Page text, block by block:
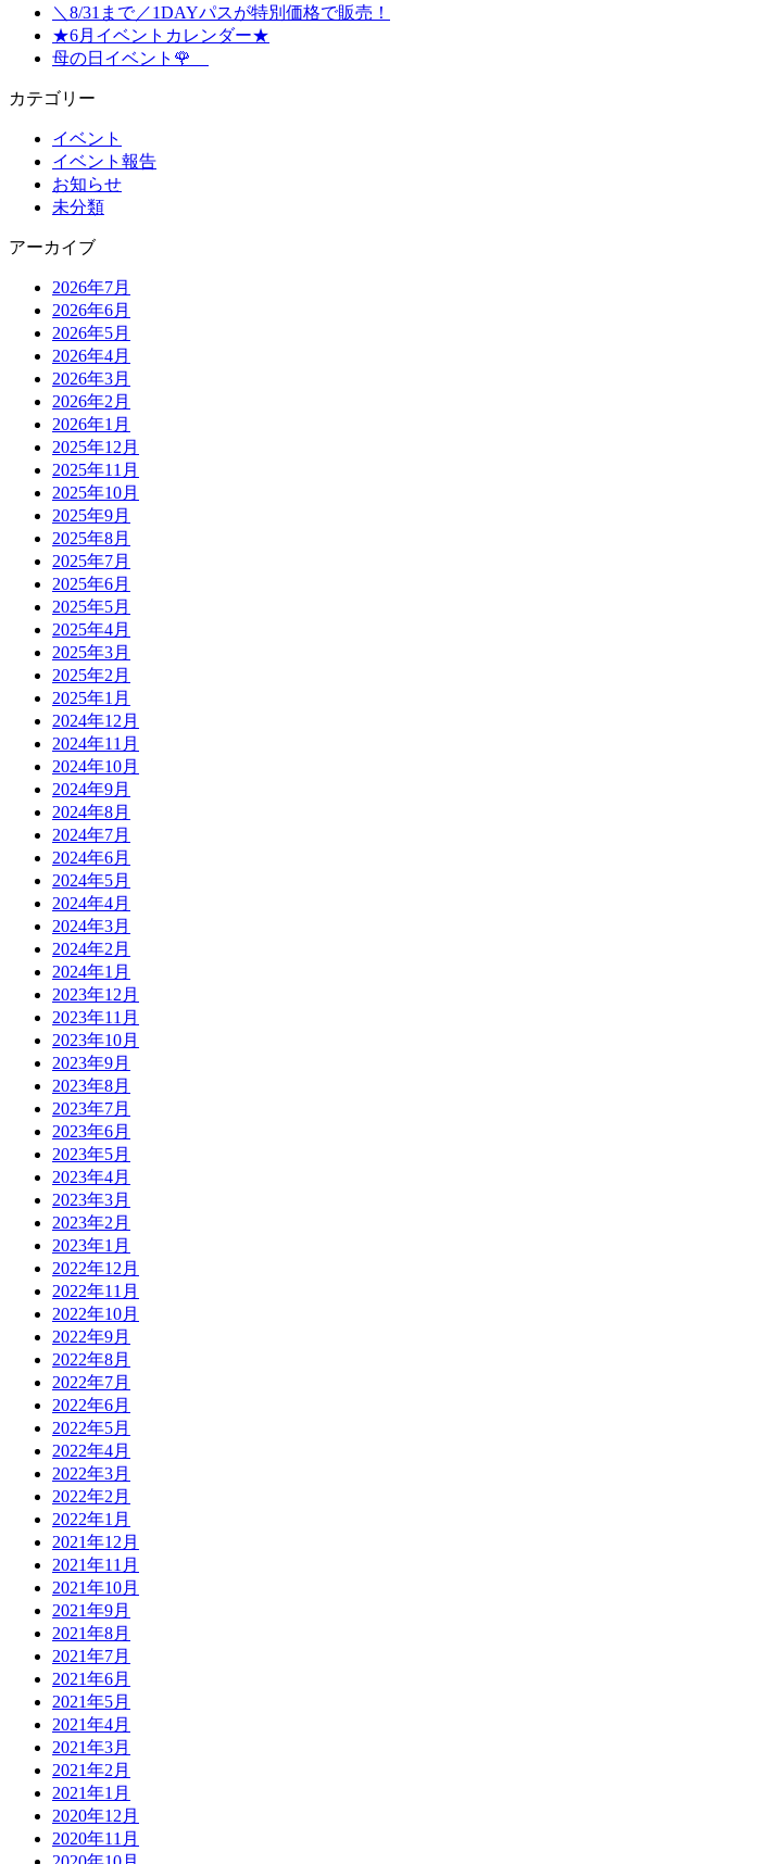
＼8/31まで／1DAYパスが特別価格で販売！
★6月イベントカレンダー★
母の日イベント🌹
カテゴリー
イベント
イベント報告
お知らせ
未分類
アーカイブ
2026年7月
2026年6月
2026年5月
2026年4月
2026年3月
2026年2月
2026年1月
2025年12月
2025年11月
2025年10月
2025年9月
2025年8月
2025年7月
2025年6月
2025年5月
2025年4月
2025年3月
2025年2月
2025年1月
2024年12月
2024年11月
2024年10月
2024年9月
2024年8月
2024年7月
2024年6月
2024年5月
2024年4月
2024年3月
2024年2月
2024年1月
2023年12月
2023年11月
2023年10月
2023年9月
2023年8月
2023年7月
2023年6月
2023年5月
2023年4月
2023年3月
2023年2月
2023年1月
2022年12月
2022年11月
2022年10月
2022年9月
2022年8月
2022年7月
2022年6月
2022年5月
2022年4月
2022年3月
2022年2月
2022年1月
2021年12月
2021年11月
2021年10月
2021年9月
2021年8月
2021年7月
2021年6月
2021年5月
2021年4月
2021年3月
2021年2月
2021年1月
2020年12月
2020年11月